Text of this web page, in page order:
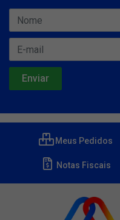
Meus Pedidos
Notas Fiscais